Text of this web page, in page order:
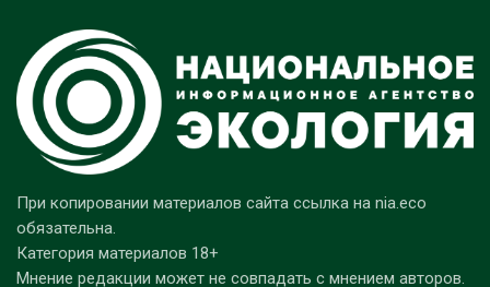
При копировании материалов сайта ссылка на nia.eco
обязательна.
Категория материалов 18+
Мнение редакции может не совпадать с мнением авторов.